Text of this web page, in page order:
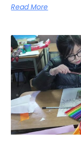
Read More